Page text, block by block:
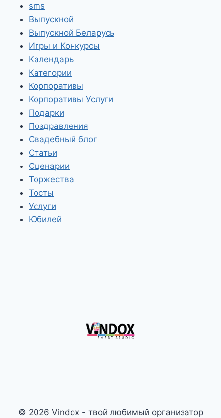
sms
Выпускной
Выпускной Беларусь
Игры и Конкурсы
Календарь
Категории
Корпоративы
Корпоративы Услуги
Подарки
Поздравления
Свадебный блог
Статьи
Сценарии
Торжества
Тосты
Услуги
Юбилей
© 2026 Vindox - твой любимый организатор